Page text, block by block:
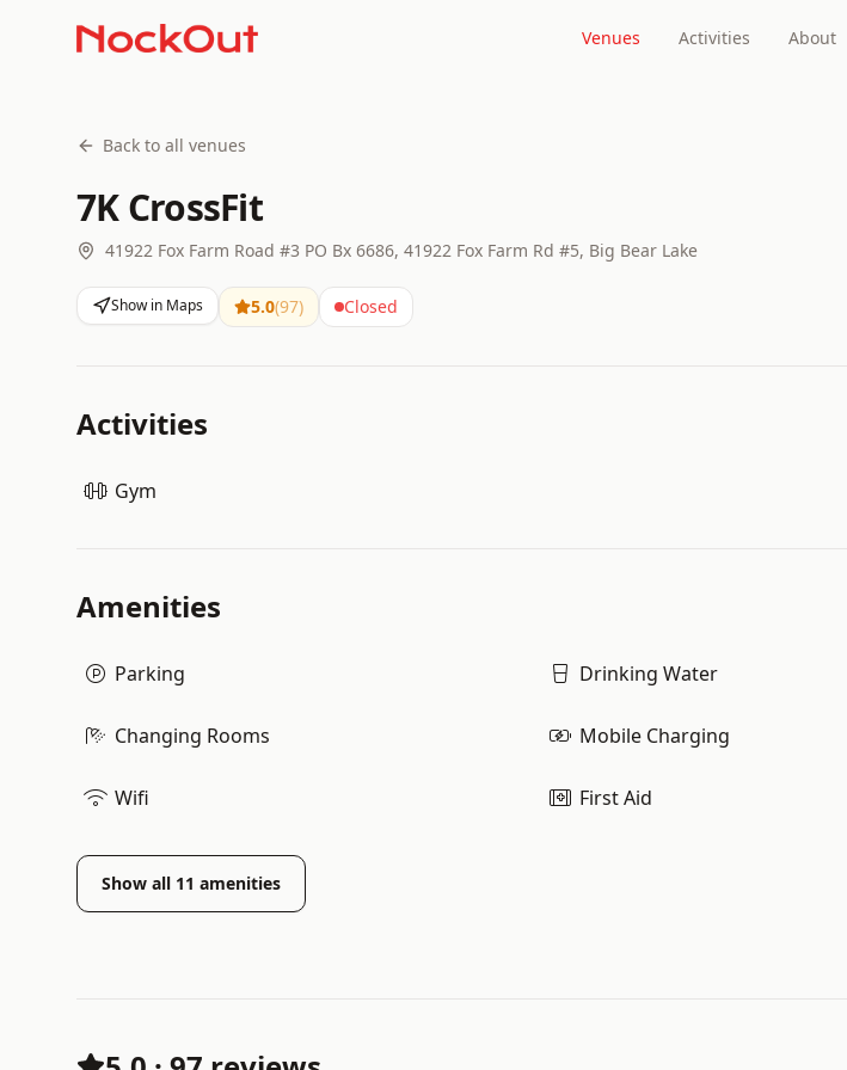
Venues Activities About
Back to all venues
7K CrossFit
41922 Fox Farm Road #3 PO Bx 6686, 41922 Fox Farm Rd #5, Big Bear Lake
Show in Maps 5.0(97) Closed
Activities
Gym
Amenities
Parking Drinking Water
Changing Rooms Mobile Charging
Wifi First Aid
Show all 11 amenities